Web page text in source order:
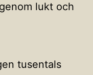
lukt och
tusentals